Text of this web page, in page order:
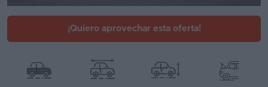
Ofertas
¡Quiero aprovechar esta oferta!